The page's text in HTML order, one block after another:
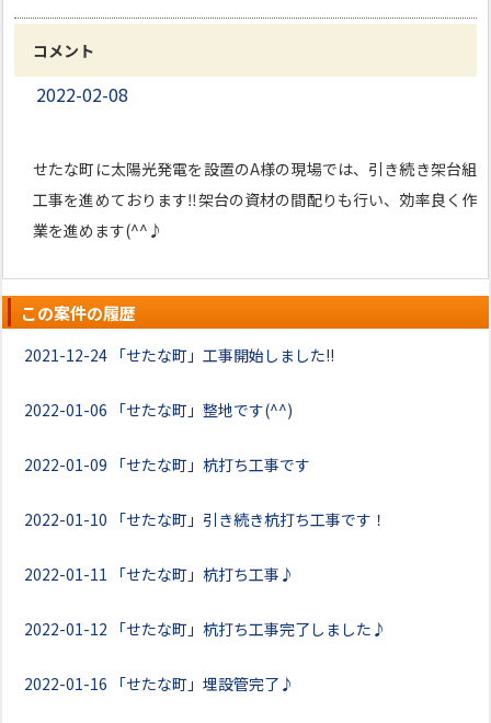
コメント
2022-02-08
せたな町に太陽光発電を設置のA様の現場では、引き続き架台組
工事を進めております‼架台の資材の間配りも行い、効率良く作
業を進めます(^^♪
この案件の履歴
2021-12-24 「せたな町」工事開始しました!!
2022-01-06 「せたな町」整地です(^^)
2022-01-09 「せたな町」杭打ち工事です
2022-01-10 「せたな町」引き続き杭打ち工事です！
2022-01-11 「せたな町」杭打ち工事♪
2022-01-12 「せたな町」杭打ち工事完了しました♪
2022-01-16 「せたな町」埋設管完了♪